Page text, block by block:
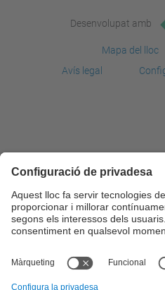
Desenvolupat amb
Mapa del lloc
Avís legal